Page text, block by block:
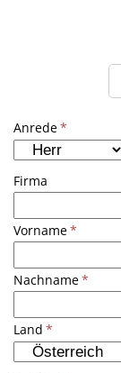
Anrede*
Firma
Vorname*
Nachname*
Land *